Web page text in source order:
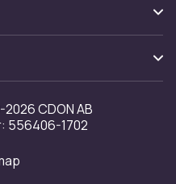
CDON AB
556406-1702